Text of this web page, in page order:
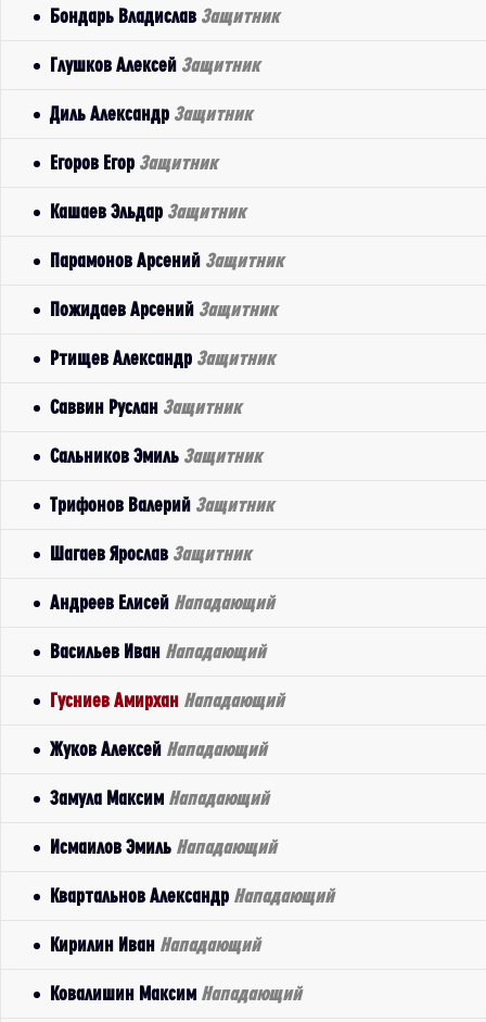
Бондарь Владислав Защитник
Глушков Алексей Защитник
Диль Александр Защитник
Егоров Егор Защитник
Кашаев Эльдар Защитник
Парамонов Арсений Защитник
Пожидаев Арсений Защитник
Ртищев Александр Защитник
Саввин Руслан Защитник
Сальников Эмиль Защитник
Трифонов Валерий Защитник
Шагаев Ярослав Защитник
Андреев Елисей Нападающий
Васильев Иван Нападающий
Гусниев Амирхан Нападающий
Жуков Алексей Нападающий
Замула Максим Нападающий
Исмаилов Эмиль Нападающий
Квартальнов Александр Нападающий
Кирилин Иван Нападающий
Ковалишин Максим Нападающий